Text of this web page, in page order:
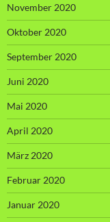
November 2020
Oktober 2020
September 2020
Juni 2020
Mai 2020
April 2020
März 2020
Februar 2020
Januar 2020